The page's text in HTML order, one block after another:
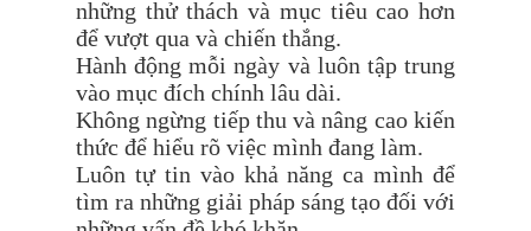
những thử thách và mục tiêu cao hơn
để vượt qua và chiến thắng.
Hành động mỗi ngày và luôn tập trung
vào mục đích chính lâu dài.
Không ngừng tiếp thu và nâng cao kiến
thức để hiểu rõ việc mình đang làm.
Luôn tự tin vào khả năng ca mình để
tìm ra những giải pháp sáng tạo đối với